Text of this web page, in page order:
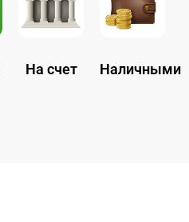
На счет Наличными